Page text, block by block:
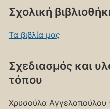
Σχολική
Τα βιβλία μας
Σχεδιασμός και
τόπου
Χρυσούλα Αγγελοπούλου